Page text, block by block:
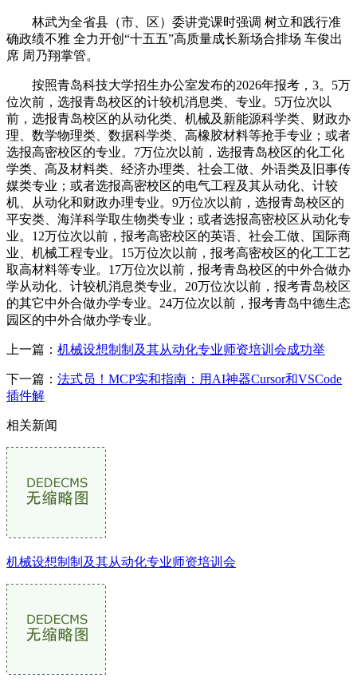
林武为全省县（市、区）委讲党课时强调 树立和践行准
确政绩不雅 全力开创“十五五”高质量成长新场合排场 车俊出
席 周乃翔掌管。
按照青岛科技大学招生办公室发布的2026年报考，3。5万
位次前，选报青岛校区的计较机消息类、专业。5万位次以
前，选报青岛校区的从动化类、机械及新能源科学类、财政办
理、数学物理类、数据科学类、高橡胶材料等抢手专业；或者
选报高密校区的专业。7万位次以前，选报青岛校区的化工化
学类、高及材料类、经济办理类、社会工做、外语类及旧事传
媒类专业；或者选报高密校区的电气工程及其从动化、计较
机、从动化和财政办理专业。9万位次以前，选报青岛校区的
平安类、海洋科学取生物类专业；或者选报高密校区从动化专
业。12万位次以前，报考高密校区的英语、社会工做、国际商
业、机械工程专业。15万位次以前，报考高密校区的化工工艺
取高材料等专业。17万位次以前，报考青岛校区的中外合做办
学从动化、计较机消息类专业。20万位次以前，报考青岛校区
的其它中外合做办学专业。24万位次以前，报考青岛中德生态
园区的中外合做办学专业。
上一篇： 机械设想制制及其从动化专业师资培训会成功举
下一篇： 法式员！MCP实和指南：用AI神器Cursor和VSCode
插件解
相关新闻
机械设想制制及其从动化专业师资培训会